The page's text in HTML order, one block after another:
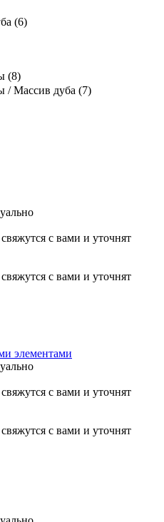
(6)
(8)
/ Массив дуба (7)
с вами и уточнят
с вами и уточнят
элементами
с вами и уточнят
с вами и уточнят